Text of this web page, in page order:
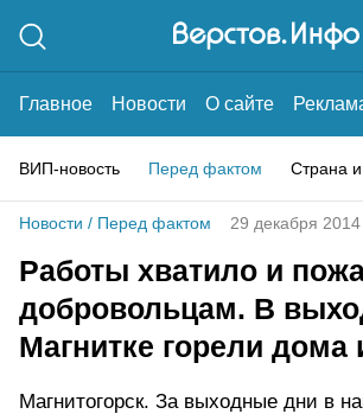
Главное Новости О сайте
ВИП-новость Перед фактом Страна
Новости / Перед фактом 29 декабря 2014
Работы хватило и
добровольцам. В
Магнитке горели
Магнитогорск. За выходные дни в